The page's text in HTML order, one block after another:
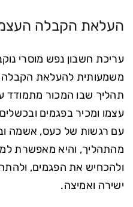
העלאת הקבלה
עריכת חשבון נפש מוסרי
משמעותית להעלאת הקבלה
תהליך שבו המכור מתמודד
עצמו ומכיר בפגמים
עם רגשות של כעס, אשמה
מהתהליך, והיא מאפשרת
ולהכחיש את הפגמים,
ישירה ואמיצה.